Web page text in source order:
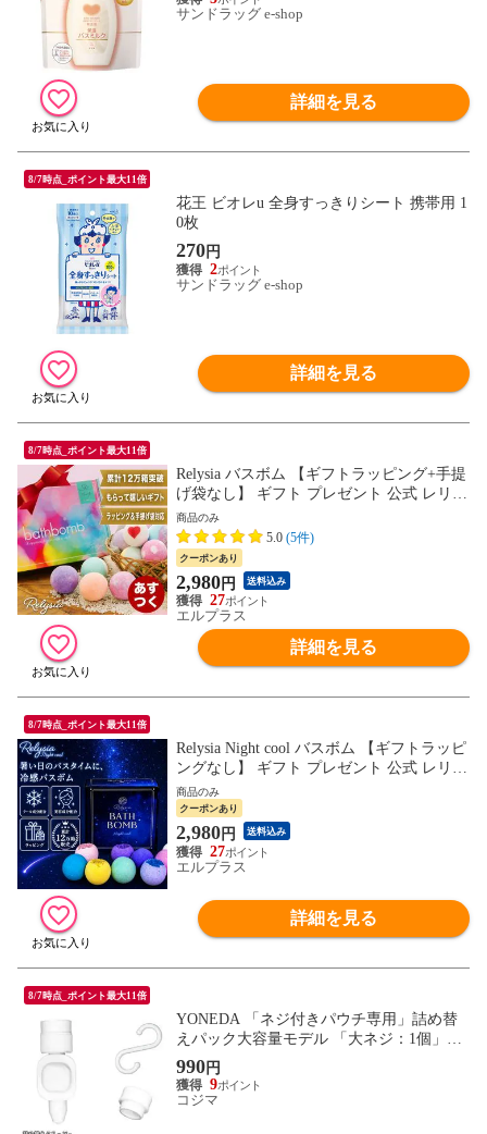
サンドラッグ e-shop
詳細を見る
8/7時点_ポイント最大11倍
花王 ビオレu 全身すっきりシート 携帯用 1
0枚
270円
2
サンドラッグ e-shop
詳細を見る
8/7時点_ポイント最大11倍
Relysia バスボム 【ギフトラッピング+手提
げ袋なし】 ギフト プレゼント 公式 レリシ
ア 〈入浴剤〉 プレゼント bm1 女性 誕生日
誕生日プレゼント ギフトセット 母 雑貨 女
10代 20代 30代 40代 50代 60代 女友達 おし
ゃれ 贈り物 人気 おすすめ 記念日 父の日
商品のみ
5.0 (5件)
クーポンあり
2,980円 送料込み
27
エルプラス
詳細を見る
8/7時点_ポイント最大11倍
Relysia Night cool バスボム 【ギフトラッピ
ングなし】 ギフト プレゼント 公式 レリシ
ア 〈入浴剤〉 プレゼント bm2 女性 誕生日
誕生日プレゼント 記念日 ギフトセット 母
クール成分 メントール 冷感 ひんやり 暑さ
対策 夏バテ 疲労 清涼 父の日 夏ギフト お
中元
商品のみ
クーポンあり
2,980円 送料込み
27
エルプラス
詳細を見る
8/7時点_ポイント最大11倍
YONEDA 「ネジ付きパウチ専用」詰め替
えパック大容量モデル 「大ネジ：1個」＋
「ポンプ：1個」 詰め替えクリッピュホワ
イト TCD1A-W
990円
9
コジマ